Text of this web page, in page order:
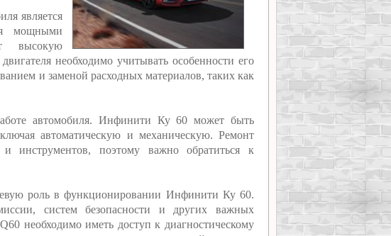
является
мощными
высокую
необходимо учитывать особенности его
и заменой расходных материалов, таких как
автомобиля. Инфинити Ку 60 может быть
автоматическую и механическую. Ремонт
инструментов, поэтому важно обратиться к
роль в функционировании Инфинити Ку 60.
систем безопасности и других важных
необходимо иметь доступ к диагностическому